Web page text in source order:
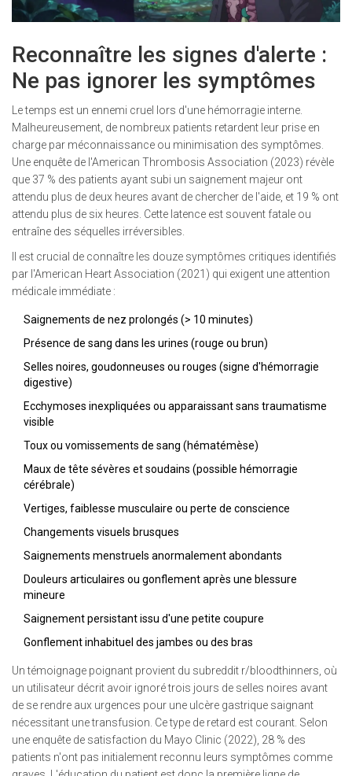
Reconnaître les signes d'alerte :
Ne pas ignorer les symptômes
Le temps est un ennemi cruel lors d'une hémorragie interne.
Malheureusement, de nombreux patients retardent leur prise en
charge par méconnaissance ou minimisation des symptômes.
Une enquête de l'American Thrombosis Association (2023) révèle
que 37 % des patients ayant subi un saignement majeur ont
attendu plus de deux heures avant de chercher de l'aide, et 19 % ont
attendu plus de six heures. Cette latence est souvent fatale ou
entraîne des séquelles irréversibles.
Il est crucial de connaître les douze symptômes critiques identifiés
par l'American Heart Association (2021) qui exigent une attention
médicale immédiate :
Saignements de nez prolongés (> 10 minutes)
Présence de sang dans les urines (rouge ou brun)
Selles noires, goudonneuses ou rouges (signe d'hémorragie
digestive)
Ecchymoses inexpliquées ou apparaissant sans traumatisme
visible
Toux ou vomissements de sang (hématémèse)
Maux de tête sévères et soudains (possible hémorragie
cérébrale)
Vertiges, faiblesse musculaire ou perte de conscience
Changements visuels brusques
Saignements menstruels anormalement abondants
Douleurs articulaires ou gonflement après une blessure
mineure
Saignement persistant issu d'une petite coupure
Gonflement inhabituel des jambes ou des bras
Un témoignage poignant provient du subreddit r/bloodthinners, où
un utilisateur décrit avoir ignoré trois jours de selles noires avant
de se rendre aux urgences pour une ulcère gastrique saignant
nécessitant une transfusion. Ce type de retard est courant. Selon
une enquête de satisfaction du Mayo Clinic (2022), 28 % des
patients n'ont pas initialement reconnu leurs symptômes comme